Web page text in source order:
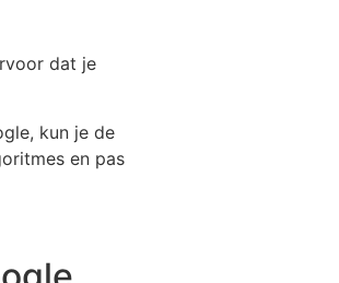
dat je
kun je de
en pas